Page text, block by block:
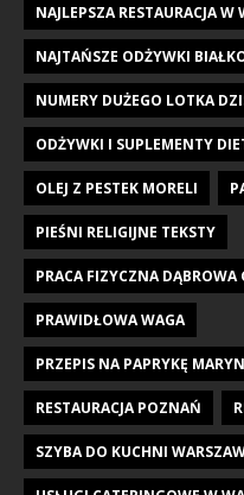
NAJLEPSZA RESTAURACJA W
NAJTAŃSZE ODŻYWKI
NUMERY DUŻEGO LOTKA
ODŻYWKI I SUPLEMENTY
OLEJ Z PESTEK MORELI
PIEŚNI RELIGIJNE TEKSTY
PRACA FIZYCZNA DĄBROWA
PRAWIDŁOWA WAGA
PRZEPIS NA PAPRYKĘ
RESTAURACJA POZNAŃ
SZYBA DO KUCHNI